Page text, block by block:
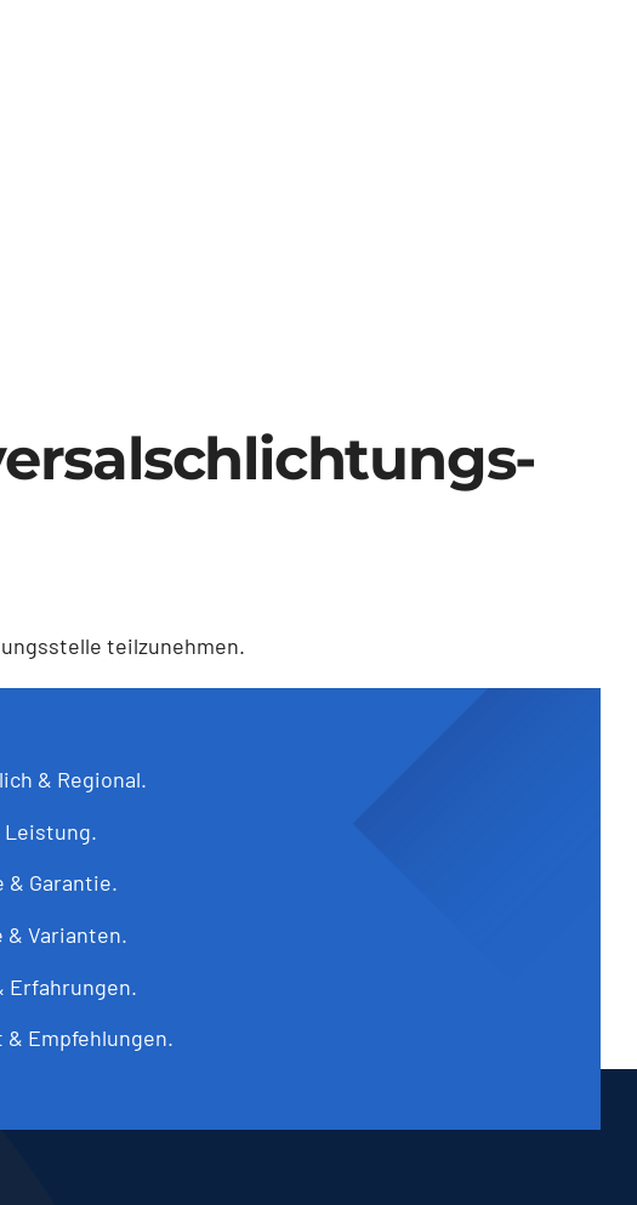
teilzunehmen.
& Regional.
Leistung.
& Garantie.
& Varianten.
Erfahrungen.
& Empfehlungen.